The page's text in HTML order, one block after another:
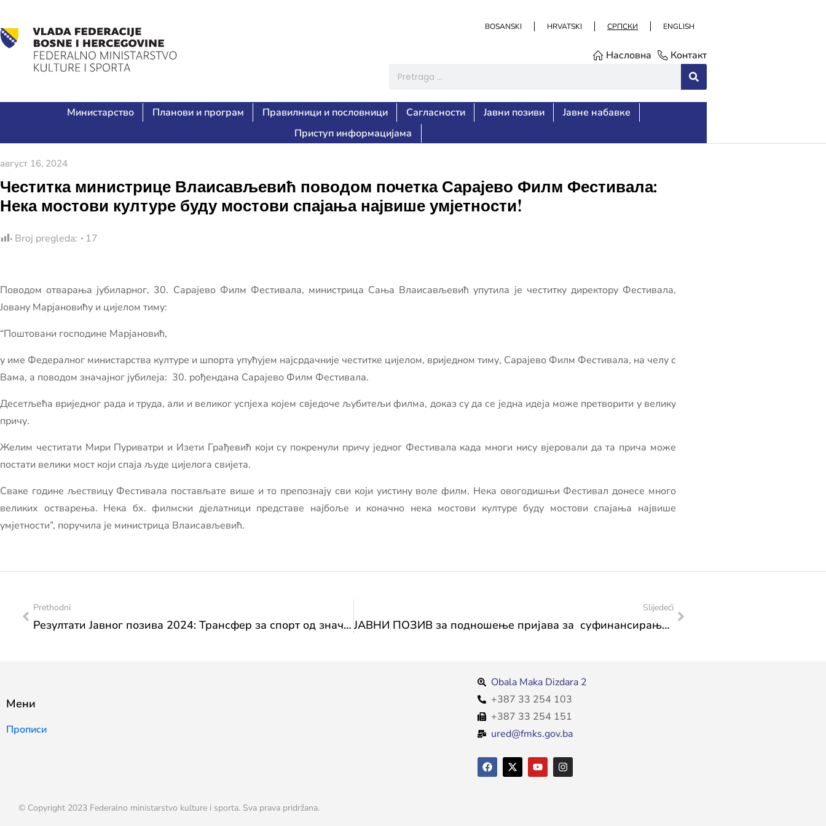
BOSANSKI HRVATSKI СРПСКИ ENGLISH
Насловна Контакт
Министарство Планови и програм Правилници и пословници Сагласности Јавни позиви
Јавне набавке
Приступ информацијама
август 16, 2024
Честитка министрице Влаисављевић поводом почетка Сарајево Филм Фестивала:
Нека мостови културе буду мостови спајања највише умјетности!
Broj pregleda: 17
Поводом отварања јубиларног, 30. Сарајево Филм Фестивала, министрица Сања Влаисављевић упутила је честитку директору Фестивала,
Јовану Марјановићу и цијелом тиму:
“Поштовани господине Марјановић,
у име Федералног министарства културе и шпорта упућујем најсрдачније честитке цијелом, вриједном тиму, Сарајево Филм Фестивала, на челу с
Вама, а поводом значајног јубилеја: 30. рођендана Сарајево Филм Фестивала.
Десетљећа вриједног рада и труда, али и великог успјеха којем свједоче љубитељи филма, доказ су да се једна идеја може претворити у велику
причу.
Желим честитати Мири Пуриватри и Изети Грађевић који су покренули причу једног Фестивала када многи нису вјеровали да та прича може
постати велики мост који спаја људе цијелога свијета.
Сваке године љествицу Фестивала постављате више и то препознају сви који уистину воле филм. Нека овогодишњи Фестивал донесе много
великих остварења. Нека бх. филмски дјелатници представе најбоље и коначно нека мостови културе буду мостови спајања највише
умјетности”, поручила је министрица Влаисављевић.
Prethodni
Резултати Јавног позива 2024: Трансфер за спорт од значаја за Федерацију
Slijedeći
ЈАВНИ ПОЗИВ за подношење пријава за суфинансирање изградње, адаптације и реконструкције спортске инфраструктуре од значаја за кантон, град и јединице локалне самоуправе у Федерацији Босне и Херцеговине
Мени
Прописи
Obala Maka Dizdara 2
+387 33 254 103
+387 33 254 151
ured@fmks.gov.ba
© Copyright 2023 Federalno ministarstvo kulture i sporta. Sva prava pridržana.